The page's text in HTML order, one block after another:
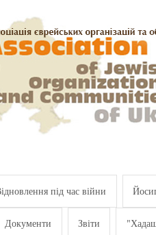
під час війни
Документи Звіти